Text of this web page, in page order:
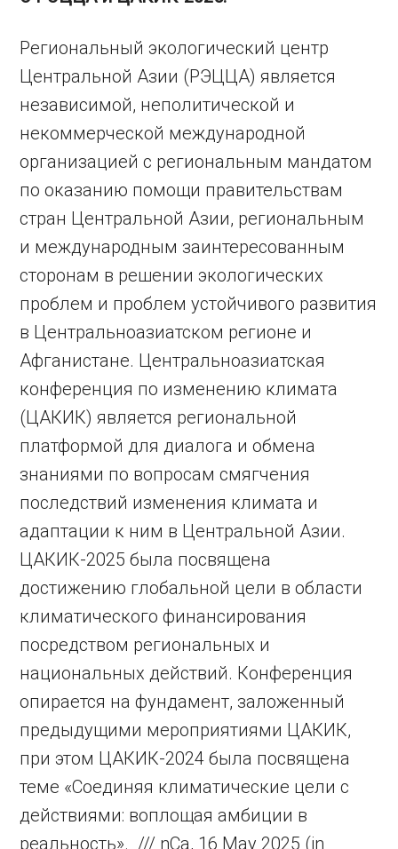
Региональный экологический центр
Центральной Азии (РЭЦЦА) является
независимой, неполитической и
некоммерческой международной
организацией с региональным мандатом
по оказанию помощи правительствам
стран Центральной Азии, региональным
и международным заинтересованным
сторонам в решении экологических
проблем и проблем устойчивого развития
в Центральноазиатском регионе и
Афганистане. Центральноазиатская
конференция по изменению климата
(ЦАКИК) является региональной
платформой для диалога и обмена
знаниями по вопросам смягчения
последствий изменения климата и
адаптации к ним в Центральной Азии.
ЦАКИК-2025 была посвящена
достижению глобальной цели в области
климатического финансирования
посредством региональных и
национальных действий. Конференция
опирается на фундамент, заложенный
предыдущими мероприятиями ЦАКИК,
при этом ЦАКИК-2024 была посвящена
теме «Соединяя климатические цели с
действиями: воплощая амбиции в
реальность». /// nCa, 16 May 2025 (in